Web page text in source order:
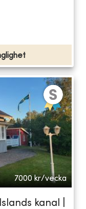
7000 kr/vecka
kanal |